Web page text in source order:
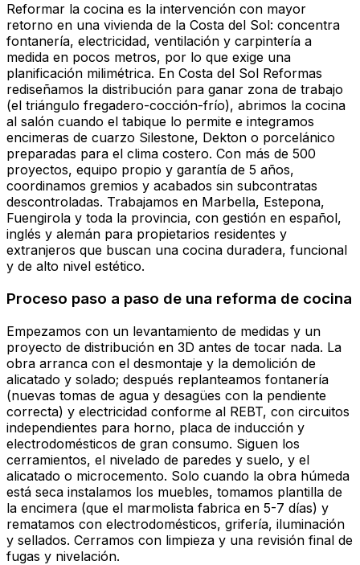
Reformar la cocina es la intervención con mayor
retorno en una vivienda de la Costa del Sol: concentra
fontanería, electricidad, ventilación y carpintería a
medida en pocos metros, por lo que exige una
planificación milimétrica. En Costa del Sol Reformas
rediseñamos la distribución para ganar zona de trabajo
(el triángulo fregadero-cocción-frío), abrimos la cocina
al salón cuando el tabique lo permite e integramos
encimeras de cuarzo Silestone, Dekton o porcelánico
preparadas para el clima costero. Con más de 500
proyectos, equipo propio y garantía de 5 años,
coordinamos gremios y acabados sin subcontratas
descontroladas. Trabajamos en Marbella, Estepona,
Fuengirola y toda la provincia, con gestión en español,
inglés y alemán para propietarios residentes y
extranjeros que buscan una cocina duradera, funcional
y de alto nivel estético.
Proceso paso a paso de una reforma de cocina
Empezamos con un levantamiento de medidas y un
proyecto de distribución en 3D antes de tocar nada. La
obra arranca con el desmontaje y la demolición de
alicatado y solado; después replanteamos fontanería
(nuevas tomas de agua y desagües con la pendiente
correcta) y electricidad conforme al REBT, con circuitos
independientes para horno, placa de inducción y
electrodomésticos de gran consumo. Siguen los
cerramientos, el nivelado de paredes y suelo, y el
alicatado o microcemento. Solo cuando la obra húmeda
está seca instalamos los muebles, tomamos plantilla de
la encimera (que el marmolista fabrica en 5-7 días) y
rematamos con electrodomésticos, grifería, iluminación
y sellados. Cerramos con limpieza y una revisión final de
fugas y nivelación.